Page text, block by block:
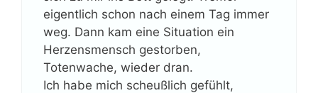
eigentlich schon nach einem Tag immer
weg. Dann kam eine Situation ein
Herzensmensch gestorben,
Totenwache, wieder dran.
Ich habe mich scheußlich gefühlt,